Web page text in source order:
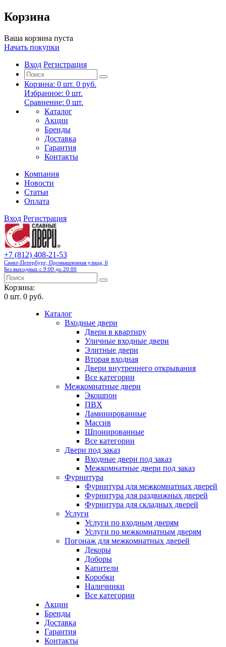
Корзина
Ваша корзина пуста
Начать покупки
Вход Регистрация
Корзина: 0 шт. 0 руб.
Избранное: 0 шт.
Сравнение: 0 шт.
Каталог
Акции
Бренды
Доставка
Гарантия
Контакты
Компания
Новости
Статьи
Оплата
Вход Регистрация
+7 (812) 408-21-53
Санкт-Петербург, Промышленная улица, 6
Без выходных с 9:00 до 20:00
Корзина:
0 шт. 0 руб.
Каталог
Входные двери
Двери в квартиру
Уличные входные двери
Элитные двери
Вторая входная
Двери внутреннего открывания
Все категории
Межкомнатные двери
Экошпон
ПВХ
Ламинированные
Массив
Шпонированные
Все категории
Двери под заказ
Входные двери под заказ
Межкомнатные двери под заказ
Фурнитура
Фурнитура для межкомнатных дверей
Фурнитура для раздвижных дверей
Фурнитура для складных дверей
Услуги
Услуги по входным дверям
Услуги по межкомнатным дверям
Погонаж для межкомнатных дверей
Декоры
Доборы
Капители
Коробки
Наличники
Все категории
Акции
Бренды
Доставка
Гарантия
Контакты